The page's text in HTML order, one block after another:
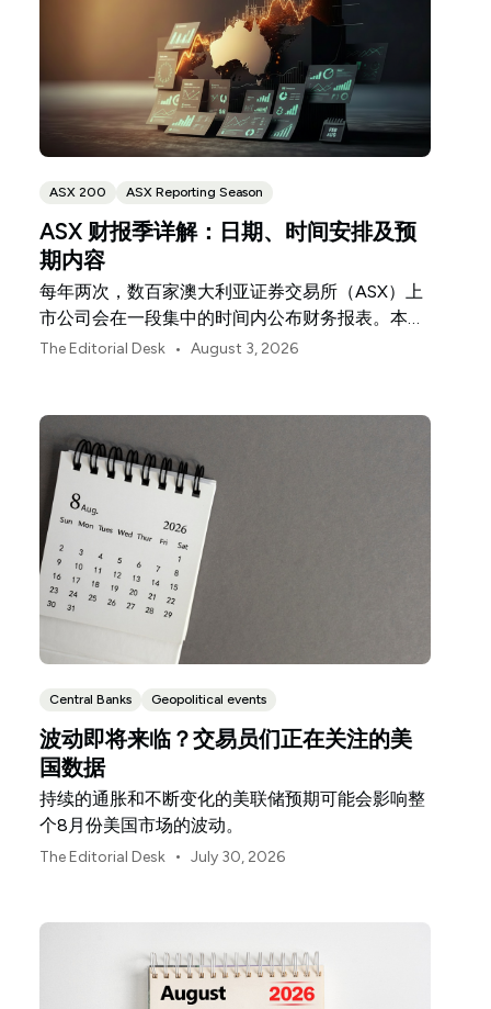
ASX 200 ASX Reporting Season
ASX 财报季详解：日期、时间安排及预
期内容
每年两次，数百家澳大利亚证券交易所（ASX）上
市公司会在一段集中的时间内公布财务报表。本指
南将为您解析财报季的运作机制、财报发布的内容
The Editorial Desk • August 3, 2026
Central Banks Geopolitical events
波动即将来临？交易员们正在关注的美
国数据
持续的通胀和不断变化的美联储预期可能会影响整
个8月份美国市场的波动。
The Editorial Desk • July 30, 2026